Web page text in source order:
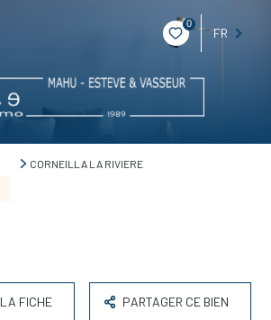
0
FR
CORNEILLA LA RIVIERE
FICHE PARTAGER CE BIEN